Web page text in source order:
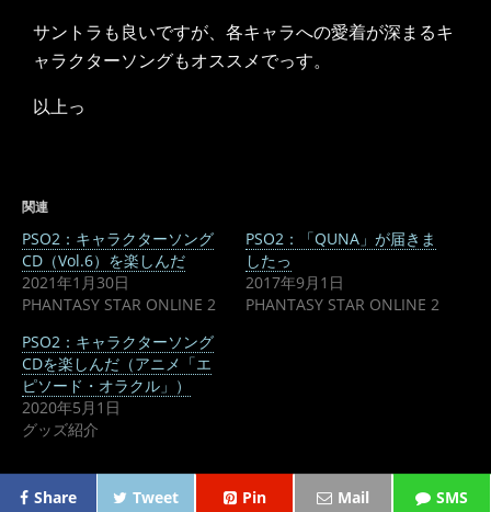
サントラも良いですが、各キャラへの愛着が深まるキ
ャラクターソングもオススメでっす。
以上っ
関連
PSO2：キャラクターソング
CD（Vol.6）を楽しんだ
2021年1月30日
PHANTASY STAR ONLINE 2
PSO2：「QUNA」が届きま
したっ
2017年9月1日
PHANTASY STAR ONLINE 2
PSO2：キャラクターソング
CDを楽しんだ（アニメ「エ
ピソード・オラクル」）
2020年5月1日
グッズ紹介
Share Tweet Pin Mail SMS